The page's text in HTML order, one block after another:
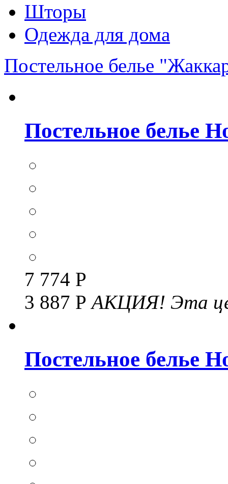
Шторы
Одежда для дома
Постельное белье
Постельное белье
7 774 Р
3 887 РАКЦИЯ! Эта
Постельное белье